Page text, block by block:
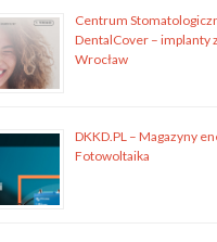
Centrum
DentalCover – implanty
Wrocław
DKKD.PL – Magazyny
Fotowoltaika